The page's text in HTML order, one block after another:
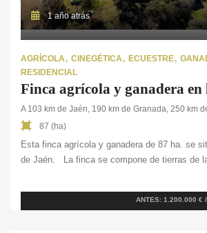
1 año atrás
AGRÍCOLA CINEGÉTICA ECUESTRE
RESIDENCIAL
87 (ha)
Esta finca agrícola y ganadera de 87 ha. se
de Jaén. La finca se compone de tierras de
finca. En cuanto a sus edificaciones,
m², un almacén ganadero de 300 m²,
ANTES: 1.200.000 €